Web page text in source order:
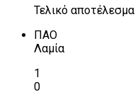
Τελικό αποτέλεσμα
ΠΑΟ
Λαμία
1
0